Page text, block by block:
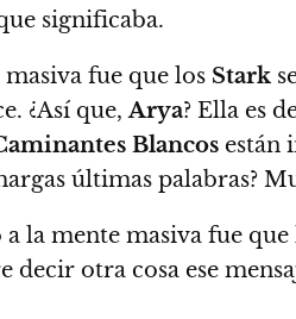
significaba.
fue que los Stark
¿Así que,Arya? Ella es
Blancos están
últimas palabras?
la mente masiva fue que
otra cosa ese